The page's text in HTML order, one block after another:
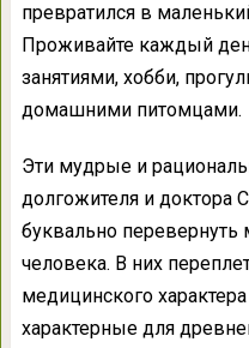
превратился в
Проживайте каждый
занятиями, хобби,
домашними питомцами.
Эти мудрые и
долгожителя и доктора
буквально
человека. В них
медицинского
характерные для